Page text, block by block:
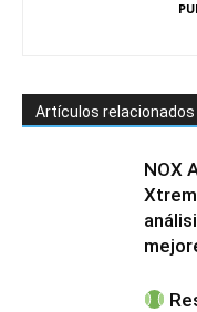
Artículos relacionados
NOX